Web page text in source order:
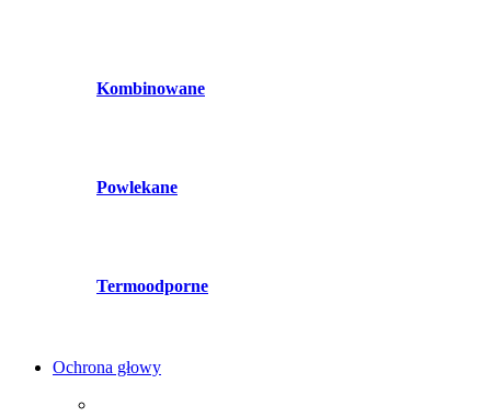
Kombinowane
Powlekane
Termoodporne
Ochrona głowy